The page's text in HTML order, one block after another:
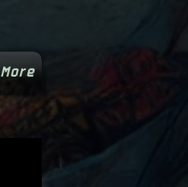
More